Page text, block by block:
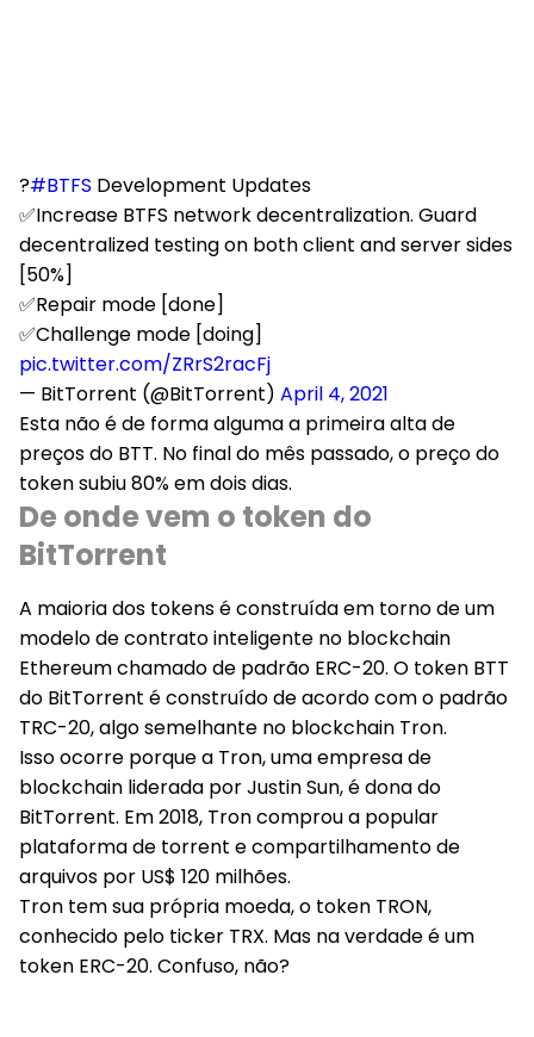
?#BTFS Development Updates
✅Increase BTFS network decentralization. Guard
decentralized testing on both client and server sides
[50%]
✅Repair mode [done]
✅Challenge mode [doing]
pic.twitter.com/ZRrS2racFj
— BitTorrent (@BitTorrent) April 4, 2021
Esta não é de forma alguma a primeira alta de
preços do BTT. No final do mês passado, o preço do
token subiu 80% em dois dias.
De onde vem o token do
BitTorrent
A maioria dos tokens é construída em torno de um
modelo de contrato inteligente no blockchain
Ethereum chamado de padrão ERC-20. O token BTT
do BitTorrent é construído de acordo com o padrão
TRC-20, algo semelhante no blockchain Tron.
Isso ocorre porque a Tron, uma empresa de
blockchain liderada por Justin Sun, é dona do
BitTorrent. Em 2018, Tron comprou a popular
plataforma de torrent e compartilhamento de
arquivos por US$ 120 milhões.
Tron tem sua própria moeda, o token TRON,
conhecido pelo ticker TRX. Mas na verdade é um
token ERC-20. Confuso, não?